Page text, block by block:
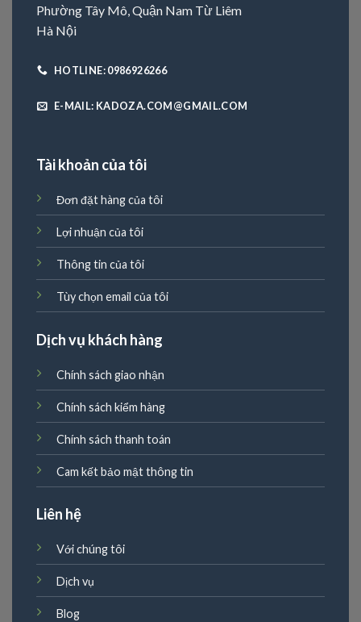
Phường Tây Mô, Quận Nam Từ Liêm
Hà Nội
HOTLINE: 0986926266
E-MAIL: KADOZA.COM@GMAIL.COM
Tài khoản của tôi
Đơn đặt hàng của tôi
Lợi nhuận của tôi
Thông tin của tôi
Tùy chọn email của tôi
Dịch vụ khách hàng
Chính sách giao nhận
Chính sách kiểm hàng
Chính sách thanh toán
Cam kết bảo mật thông tin
Liên hệ
Với chúng tôi
Dịch vụ
Blog